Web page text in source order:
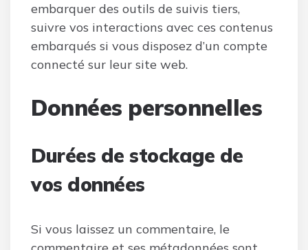
embarquer des outils de suivis tiers,
suivre vos interactions avec ces contenus
embarqués si vous disposez d’un compte
connecté sur leur site web.
Données personnelles
Durées de stockage de
vos données
Si vous laissez un commentaire, le